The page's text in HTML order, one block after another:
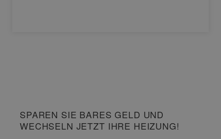
SPAREN SIE BARES GELD UND
WECHSELN JETZT IHRE HEIZUNG!